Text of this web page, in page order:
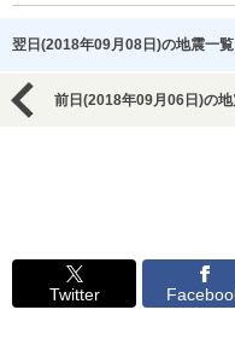
翌日(2018年09月08日)の地震一覧
前日(2018年09月06日)の
Twitter